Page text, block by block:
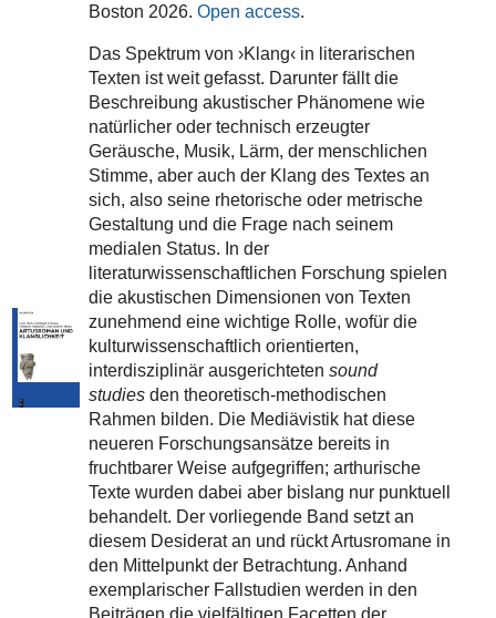
Boston 2026. Open access.
Das Spektrum von ›Klang‹ in literarischen
Texten ist weit gefasst. Darunter fällt die
Beschreibung akustischer Phänomene wie
natürlicher oder technisch erzeugter
Geräusche, Musik, Lärm, der menschlichen
Stimme, aber auch der Klang des Textes an
sich, also seine rhetorische oder metrische
Gestaltung und die Frage nach seinem
medialen Status. In der
literaturwissenschaftlichen Forschung spielen
die akustischen Dimensionen von Texten
zunehmend eine wichtige Rolle, wofür die
kulturwissenschaftlich orientierten,
interdisziplinär ausgerichteten sound
studiesden theoretisch-methodischen
Rahmen bilden. Die Mediävistik hat diese
neueren Forschungsansätze bereits in
fruchtbarer Weise aufgegriffen; arthurische
Texte wurden dabei aber bislang nur punktuell
behandelt. Der vorliegende Band setzt an
diesem Desiderat an und rückt Artusromane in
den Mittelpunkt der Betrachtung. Anhand
exemplarischer Fallstudien werden in den
Beiträgen die vielfältigen Facetten der